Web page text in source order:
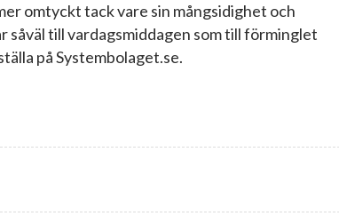
omtyckt tack vare sin mångsidighet och
såväl till vardagsmiddagen som till förminglet
på Systembolaget.se.